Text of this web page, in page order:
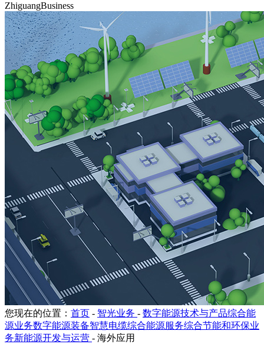
ZhiguangBusiness
您现在的位置： 首页 - 智光业务 - 数字能源技术与产品综合能
源业务数字能源装备智慧电缆综合能源服务综合节能和环保业
务新能源开发与运营 - 海外应用